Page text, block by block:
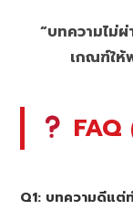
“บทความไม่
เกณฑ์ให้
Q1: บทความดีแต่